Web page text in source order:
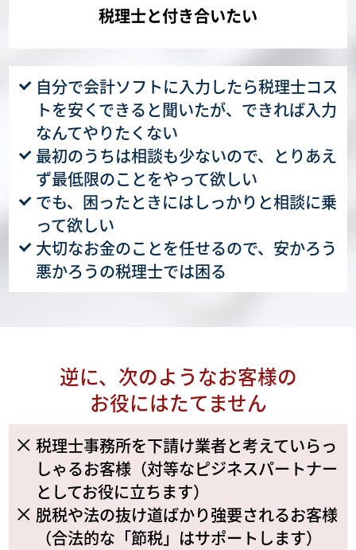
税理士と付き合いたい
自分で会計ソフトに入力したら税理士コス
トを安くできると聞いたが、できれば入力
なんてやりたくない
最初のうちは相談も少ないので、とりあえ
ず最低限のことをやって欲しい
でも、困ったときにはしっかりと相談に乗
って欲しい
大切なお金のことを任せるので、安かろう
悪かろうの税理士では困る
逆に、次のようなお客様の
お役にはたてません
税理士事務所を下請け業者と考えていらっ
しゃるお客様（対等なピジネスパートナー
としてお役に立ちます）
脱税や法の抜け道ばかり強要されるお客様
（合法的な「節税」はサポートします）